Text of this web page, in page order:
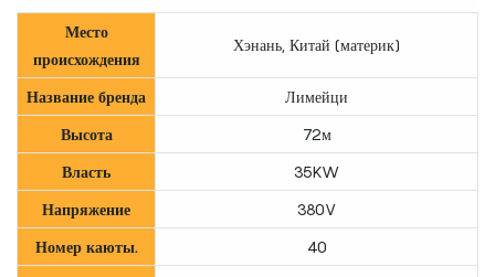
Место
происхождения
Хэнань, Китай (материк)
Название бренда
Лимейци
Высота
72м
Власть
35KW
Напряжение
380V
Номер каюты.
40